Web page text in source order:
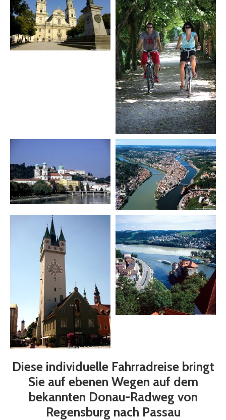
Diese individuelle Fahrradreise bringt
Sie auf ebenen Wegen auf dem
bekannten Donau-Radweg von
Regensburg nach Passau